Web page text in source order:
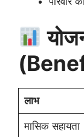
लाभ
मासिक सहायता